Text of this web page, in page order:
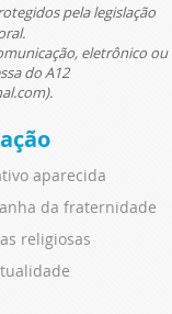
pela legislação
eletrônico ou
do A12
aparecida
da fraternidade
religiosas